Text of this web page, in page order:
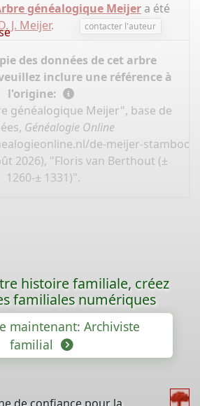
généalogique Meijer a été
J. Meijer. contacter l'auteur
des données de cet arbre
inclure une référence à
l'origine:
généalogique Meijer", base de
Généalogie Online
de-meijer-
2026), "Floris van Berthout (±
1260-± 1331)".
histoire familiale, créez
familiales numériques
maintenant: Archiviste
familial